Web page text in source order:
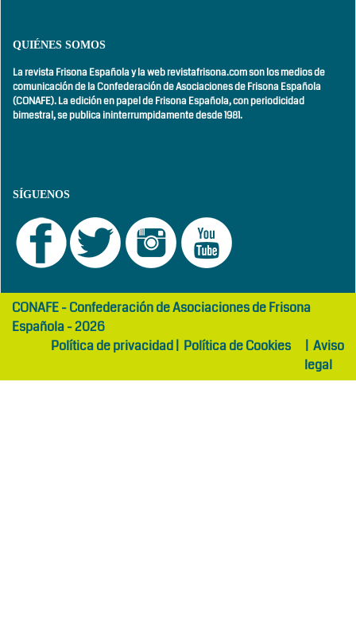
QUIÉNES SOMOS
La revista Frisona Española y la web revistafrisona.com son los medios de
comunicación de la Confederación de Asociaciones de Frisona Española
(CONAFE). La edición en papel de Frisona Española, conperiodicidad
bimestral,se publica ininterrumpidamente desde 1981.
SÍGUENOS
girls
abaya
maltepe
otelCONAFE - Confederación de Asociaciones de Frisona
Española - 2026
Política de privacidad| Política de Cookies | Aviso
legal